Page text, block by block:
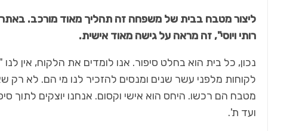
ליצור מטבח בבית של משפחה זה תהליך מאוד מורכב.
רותי ויוסי", זה מראה על גישה מאוד אישית.
נכון, כל בית הוא בחלט סיפור. אנו לומדים את הלקוח, אין
לקוחות מלפני עשר שנים ומנסים להזכיר לנו מי הם. לא רק
מטבח הם רכשו. היחס הוא אישי וקסום. אנחנו יוצקים לתוך
ועד ת'.